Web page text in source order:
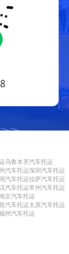
乌鲁木齐汽车托运
汽车托运深圳汽车托运
汽车托运拉萨汽车托运
汽车托运常州汽车托运
京汽车托运
汽车托运太原汽车托运
州汽车托运